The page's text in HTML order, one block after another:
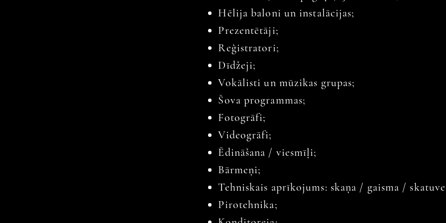
Hēlija baloni un instalācijas;
Prezentētāji;
Reģistratori;
Dīdžeji;
Vokālisti un mūzikas grupas;
Šova programmas;
Fotogrāfi;
Videogrāfi;
Ēdināšana / viesmīļi;
Bārmeņi;
Tehniskais aprīkojums: skaņa / gaisma /
Pirotehnika;